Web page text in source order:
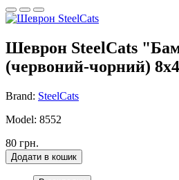
Шеврон SteelCats
(червоний-чорний)
Brand: SteelCats
Model: 8552
80 грн.
Додати в кошик